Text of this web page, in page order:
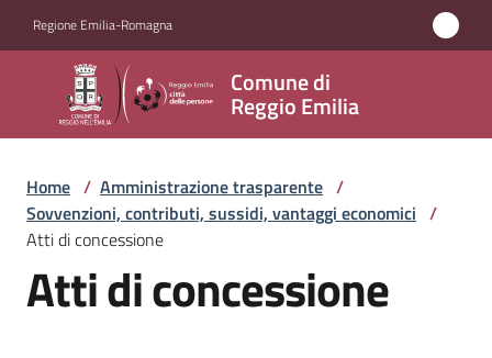
Regione Emilia-Romagna
Comune di
Reggio Emilia
Comune
di
Reggio
Amministrazione
Menu selezionato
Home / Amministrazione trasparente /
Sovvenzioni, contributi, sussidi, vantaggi economici /
Atti di concessione
Atti di concessione